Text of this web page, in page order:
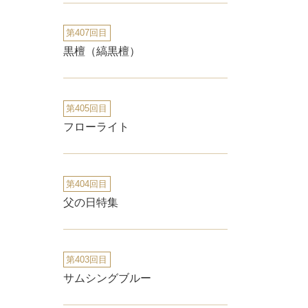
第407回目
黒檀（縞黒檀）
第405回目
フローライト
第404回目
父の日特集
第403回目
サムシングブルー